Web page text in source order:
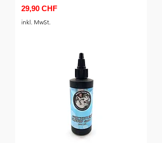
Preis
29,90 CHF
inkl. MwSt.